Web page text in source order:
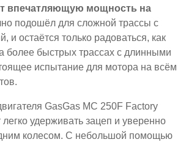
впечатляющую мощность на
подошёл для сложной трассы с
и остаётся только радоваться, как
более быстрых трассах с длинными
испытание для мотора на всём
GasGas MC 250F Factory
удерживать зацеп и уверенно
колесом. С небольшой помощью